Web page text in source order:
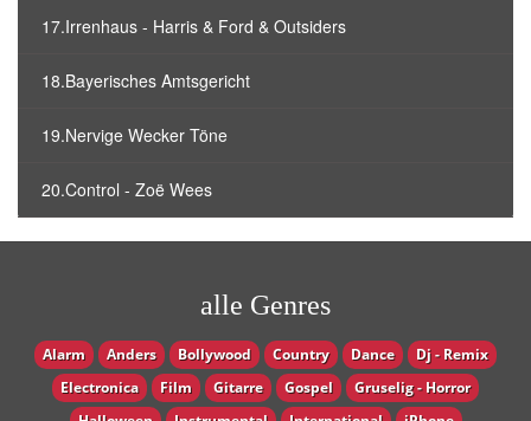
17.Irrenhaus - Harris & Ford & Outsiders
18.Bayerisches Amtsgericht
19.Nervige Wecker Töne
20.Control - Zoë Wees
alle Genres
Alarm Anders Bollywood Country Dance
Dj - Remix
Electronica
Film Gitarre Gospel
Gruselig - Horror